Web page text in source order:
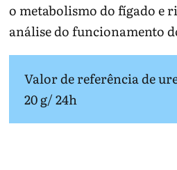
o metabolismo do fígado e
análise do funcionamento
Valor de referência de
20 g/ 24h